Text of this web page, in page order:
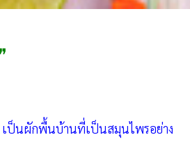
ป็นผักพื้นบ้านที่เป็นสมุนไพรอย่าง